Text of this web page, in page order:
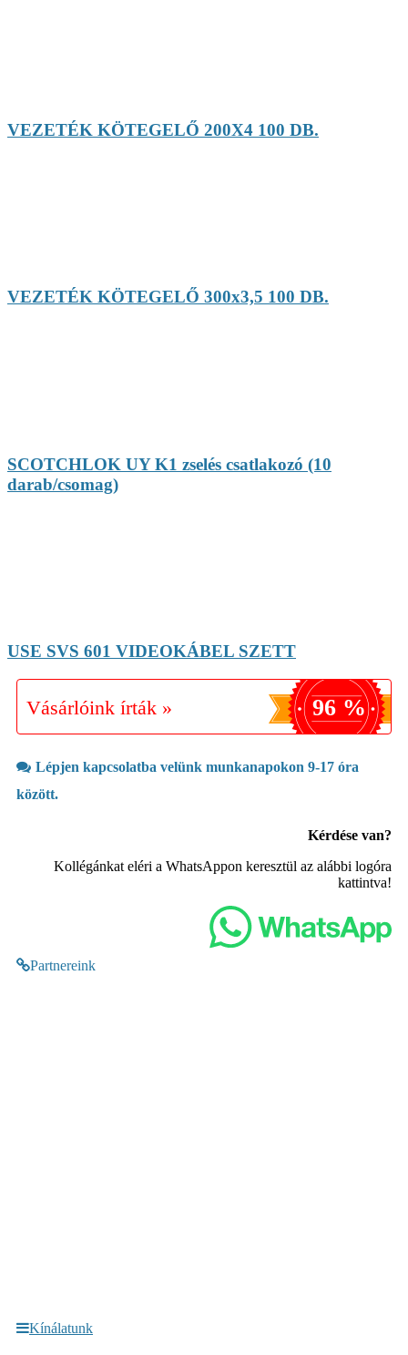
VEZETÉK KÖTEGELŐ 200X4 100 DB.
VEZETÉK KÖTEGELŐ 300x3,5 100 DB.
SCOTCHLOK UY K1 zselés csatlakozó (10
darab/csomag)
USE SVS 601 VIDEOKÁBEL SZETT
Vásárlóink írták » 96 %
Lépjen kapcsolatba velünk munkanapokon 9-17 óra
között.
Kérdése van?
Kollégánkat eléri a WhatsAppon keresztül az alábbi logóra
kattintva!
Partnereink
Kínálatunk